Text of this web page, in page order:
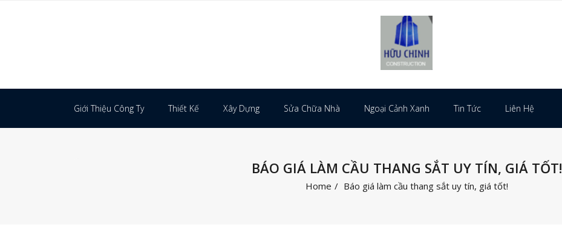
Giới Thiệu Công Ty Thiết Kế Xây Dựng Sửa Chữa Nhà Ngoại Cảnh Xanh Tin Tức Liên Hệ
BÁO GIÁ LÀM CẦU THANG SẮT UY TÍN, GIÁ TỐT!
Home / Báo giá làm cầu thang sắt uy tín, giá tốt!